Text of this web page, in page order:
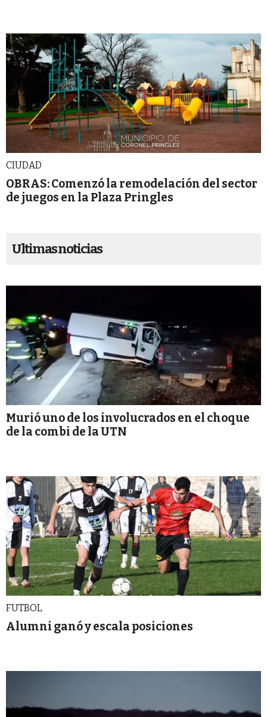
CIUDAD
OBRAS: Comenzó la remodelación del sector
de juegos en la Plaza Pringles
Ultimas noticias
Murió uno de los involucrados en el choque
de la combi de la UTN
FUTBOL
Alumni ganó y escala posiciones